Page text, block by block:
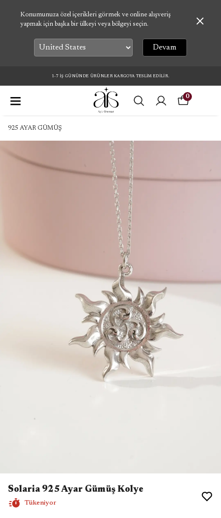
Konumunuza özel içerikleri görmek ve online alışveriş
yapmak için başka bir ülkeyi veya bölgeyi seçin.
Devam
1-7 İŞ GÜNÜNDE ÜRÜNLER KARGOYA TESLİM EDİLİR.
0
925 AYAR GÜMÜŞ
Solaria 925 Ayar Gümüş Kolye
Tükeniyor